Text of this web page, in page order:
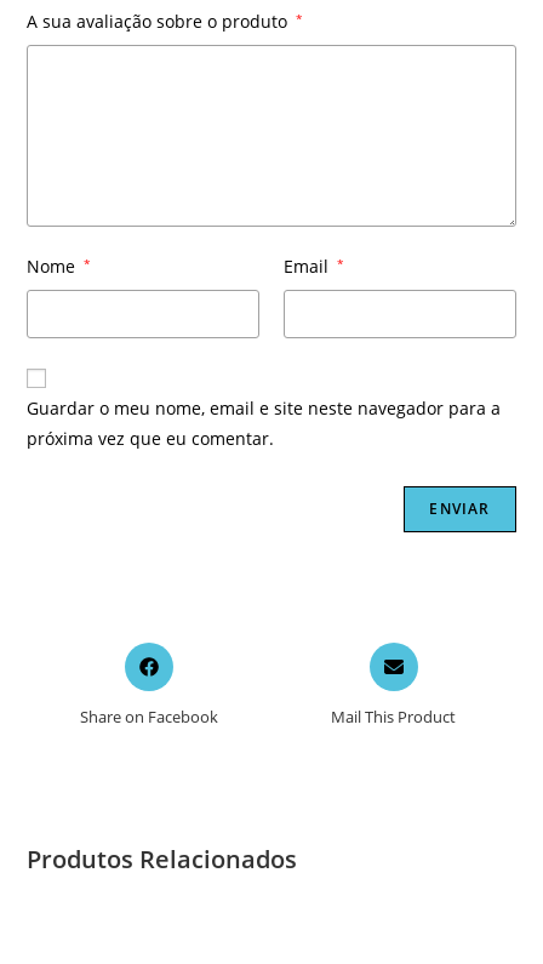
A sua avaliação sobre o produto *
Nome * Email *
Guardar o meu nome, email e site neste navegador para a
próxima vez que eu comentar.
Opens
in
new
Share on Facebook
Opens
in
a
new
Mail This Product
Produtos Relacionados